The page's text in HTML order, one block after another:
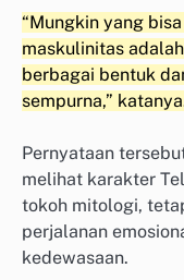
“Mungkin yang
maskulinitas
berbagai bentuk
sempurna,”
Pernyataan
melihat karakter
tokoh mitologi,
perjalanan
kedewasaan.